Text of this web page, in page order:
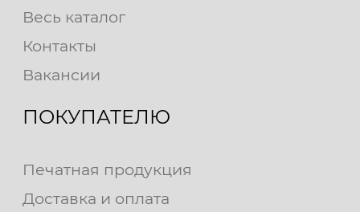
Весь каталог
Контакты
Вакансии
ПОКУПАТЕЛЮ
Печатная продукция
Доставка и оплата